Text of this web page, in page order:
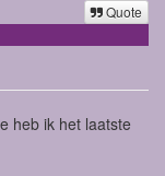
Quote
heb ik het laatste